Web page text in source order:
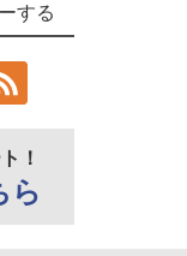
する
！
ら